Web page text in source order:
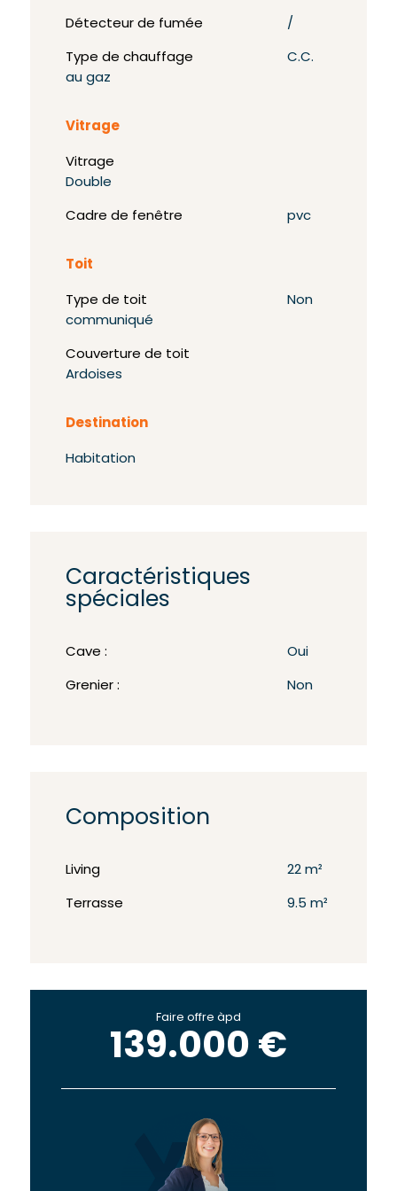
Détecteur de fumée /
Type de chauffage
C.C.
au gaz
Vitrage
Vitrage
Double
Cadre de fenêtre pvc
Toit
Type de toit
Non
communiqué
Couverture de toit
Ardoises
Destination
Habitation
Caractéristiques
spéciales
Cave : Oui
Grenier : Non
Composition
Living 22 m²
Terrasse 9.5 m²
Faire offre àpd
139.000 €